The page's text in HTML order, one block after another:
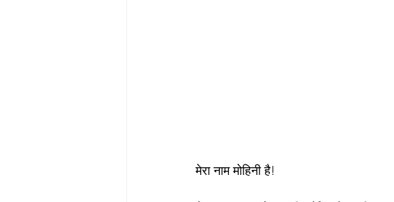
मेरा नाम मोहिनी है!